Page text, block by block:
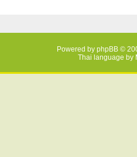
Powered by phpBB ©
Thai language by